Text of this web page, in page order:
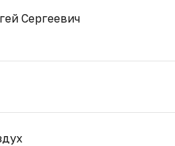
Сергеевич